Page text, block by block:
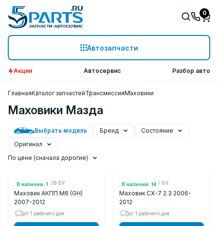
Автозапчасти
0
Акции Автосервис Разбор авто
ГлавнаяКаталог запчастейТрансмиссияМаховики
Маховики Мазда
Выбрать модель Бренд
Состояние
Оригинал
По цене (сначала дорогие)
В наличии: 1
Арт.: FNE211500B БУ
Маховик АКПП M6 (GH)
2007-2012
от 1 рабочего дня
В наличии: 14
Арт.: AW1019020 БУ
Маховик CX-7 2.3 2006-
2012
от 1 рабочего дня